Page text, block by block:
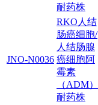
耐药株
JNO-N0036
RKO人结
肠癌细胞/
人结肠腺
癌细胞阿
霉素
（ADM）
耐药株